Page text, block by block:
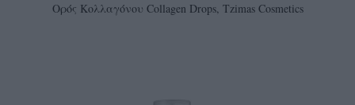
Ορός Κολλαγόνου Collagen Drops, Tzimas Cosmetics